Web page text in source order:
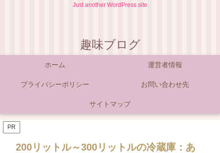
Just another WordPress site
趣味ブログ
ホーム 運営者情報
プライバシーポリシー お問い合わせ先
サイトマップ
PR
200リットル～300リットルの冷蔵庫：あ